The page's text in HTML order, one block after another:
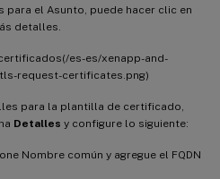
el Asunto, puede hacer clic en
detalles.
es-es/xenapp-and-
request-certificates.png)
para la plantilla de certificado,
Detalles y configure lo siguiente:
Nombre común y agregue el FQDN